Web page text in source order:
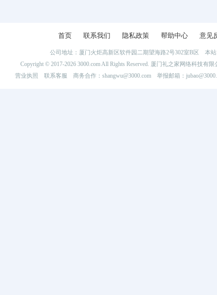
首页 联系我们 隐私政策 帮助中心 意见
公司地址：厦门火炬高新区软件园二期望海路2号302室B区 本
Copyright © 2017-2026 3000.com All Rights Reserved. 厦门礼之家网络科技
营业执照
联系客服 商务合作：shangwu@3000.com 举报邮箱：